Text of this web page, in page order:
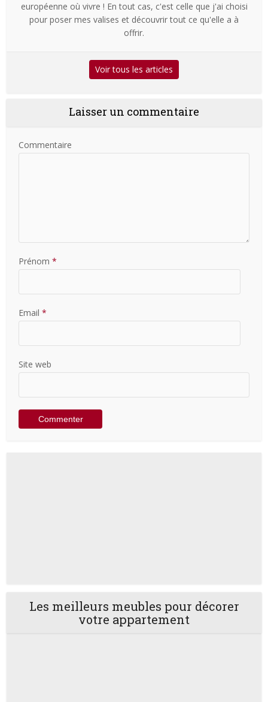
européenne où vivre ! En tout cas, c'est celle que j'ai choisi
pour poser mes valises et découvrir tout ce qu'elle a à
offrir.
Voir tous les articles
Laisser un commentaire
Commentaire
Prénom *
Email *
Site web
Les meilleurs meubles pour décorer
votre appartement